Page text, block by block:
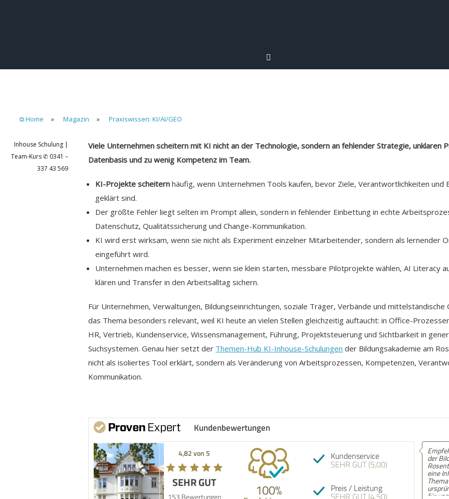
⧉ Home » Magazin » Praxiswissen: KI/AI/GEO
Inhouse Schulung |
Team-Kurs ✆ 0341 –
337 43 569
Viele Unternehmen scheitern mit KI nicht an der Technologie, sondern an fehlender Strategie, unklaren
Datenbasis und zu wenig Kompetenz im Team.
KI-Projekte scheitern häufig, wenn Unternehmen Tools kaufen, bevor Ziele, Verantwortlichkeiten und
geklärt sind.
Der größte Fehler liegt selten im Prompt allein, sondern in fehlender Einbettung in echte
Datenschutz, Qualitätssicherung und Change-Kommunikation.
KI wird erst wirksam, wenn sie nicht als Experiment einzelner Mitarbeitender, sondern als lernender
eingeführt wird.
Unternehmen machen es besser, wenn sie klein starten, messbare Pilotprojekte wählen, AI Literacy
klären und Transfer in den Arbeitsalltag sichern.
Für Unternehmen, Verwaltungen, Bildungseinrichtungen, soziale Träger, Verbände und mittelständische
das Thema besonders relevant, weil KI heute an vielen Stellen gleichzeitig auftaucht: in Office-
HR, Vertrieb, Kundenservice, Wissensmanagement, Führung, Projektsteuerung und Sichtbarkeit in
Suchsystemen. Genau hier setzt der Themen-Hub KI-Inhouse-Schulungen der Bildungsakademie am
nicht als isoliertes Tool erklärt, sondern als Veränderung von Arbeitsprozessen, Kompetenzen,
Kommunikation.
Kundenbewertungen
4,82 von 5
SEHR GUT
153 Bewertungen 100%
Kundenservice
SEHR GUT (5,00)
Preis / Leistung
SEHR GUT (4,50)